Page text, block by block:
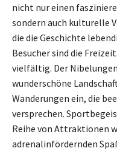
nicht nur einen
sondern auch kulturelle
die die Geschichte
Besucher sind die
vielfältig. Der
wunderschöne
Wanderungen ein, die
versprechen.
Reihe von Attraktionen
adrenalinfördernden